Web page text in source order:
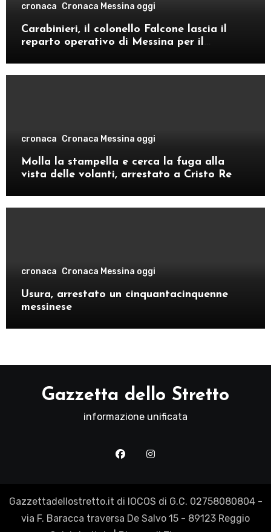
cronaca Cronaca Messina oggi
Carabinieri, il colonello Falcone lascia il
reparto operativo di Messina per il
cronaca Cronaca Messina oggi
Molla la stampella e cerca la fuga alla
vista delle volanti, arrestato a Cristo Re
cronaca Cronaca Messina oggi
Usura, arrestato un cinquantacinquenne
messinese
Gazzetta dello Stretto
informazione unificata
Gazzettadellostretto.it di IOCOS di G.C. 02758080804 -
via F. Baracca traversa De Salvo 15 - 89123 Reggio